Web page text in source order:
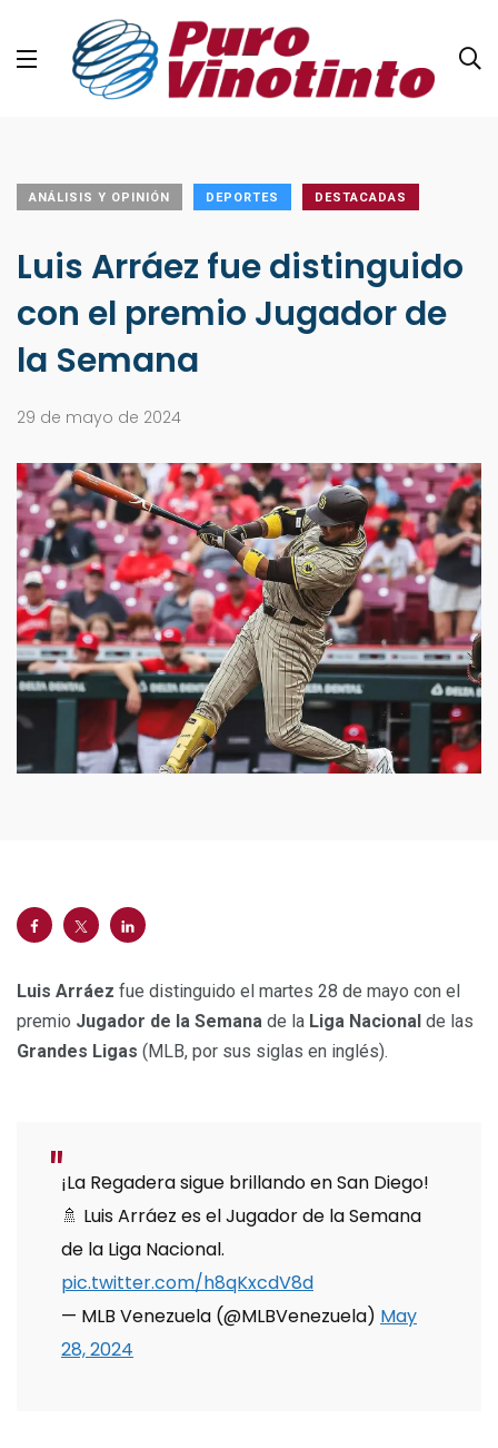
ANÁLISIS Y OPINIÓN DEPORTES DESTACADAS
Luis Arráez fue distinguido
con el premio Jugador de
la Semana
29 de mayo de 2024
Luis Arráez fue distinguido el martes 28 de mayo con el
premio Jugador de la Semana de la Liga Nacional de las
Grandes Ligas (MLB, por sus siglas en inglés).
¡La Regadera sigue brillando en San Diego!
🚿 Luis Arráez es el Jugador de la Semana
de la Liga Nacional.
pic.twitter.com/h8qKxcdV8d
— MLB Venezuela (@MLBVenezuela) May
28, 2024